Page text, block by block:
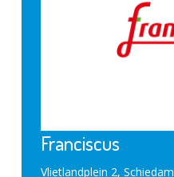
Franciscus
Vlietlandplein 2, Schiedam